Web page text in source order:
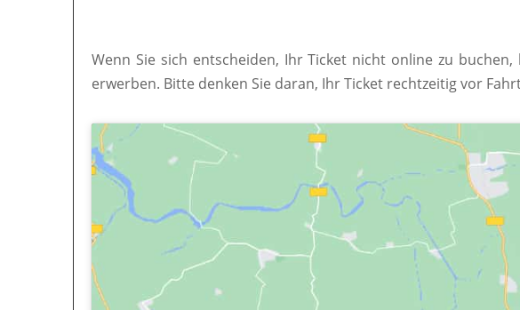
Wenn Sie sich entscheiden, Ihr Ticket nicht online zu
erwerben. Bitte denken Sie daran, Ihr Ticket rechtzeitig vor